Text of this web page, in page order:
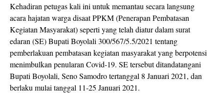
Kehadiran petugas kali ini untuk memantau secara langsung
acara hajatan warga disaat PPKM (Penerapan Pembatasan
Kegiatan Masyarakat) seperti yang telah diatur dalam surat
edaran (SE) Bupati Boyolali 300/567/5.5/2021 tentang
pemberlakuan pembatasan kegiatan masyarakat yang berpotensi
menimbulkan penularan Covid-19. SE tersebut ditandatangani
Bupati Boyolali, Seno Samodro tertanggal 8 Januari 2021, dan
berlaku mulai tanggal 11-25 Januari 2021.